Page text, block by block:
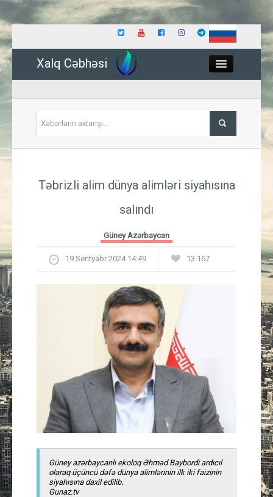
Xalq Cəbhəsi
İqtisadiyyat
Güney Azərbaycan
Mədəniyyət
Müsahibə
İdman
Layihə
Cəmiyyət
Təbrizli alim dünya alimləri siyahısına
salındı
Güney Azərbaycan
19 Sentyabr 2024 14:49 13 167
Güney azərbaycanlı ekoloq Əhməd Baybordi ardıcıl
olaraq üçüncü dəfə dünya alimlərinin ilk iki faizinin
siyahısına daxil edilib.
Gunaz.tv